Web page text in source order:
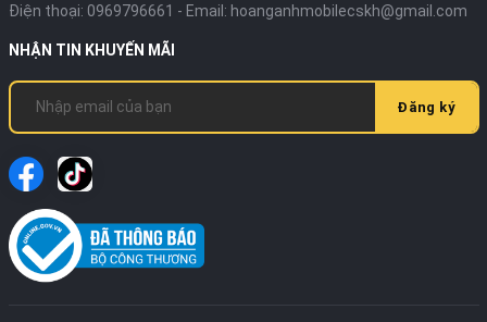
Điện thoại: 0969796661 - Email: hoanganhmobilecskh@gmail.com
NHẬN TIN KHUYẾN MÃI
Đăng ký